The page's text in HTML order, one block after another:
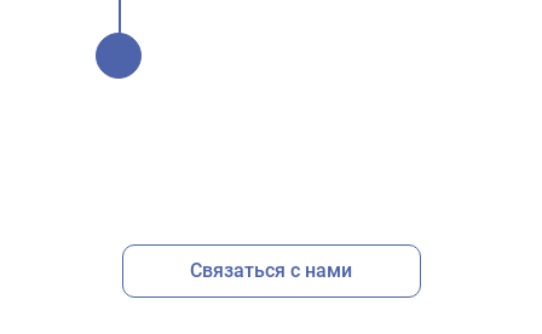
Связаться с нами